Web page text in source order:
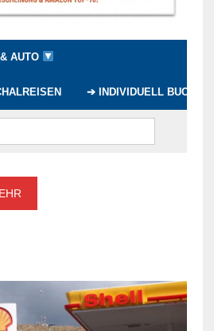
AUTO
➔ INDIVIDUELL BUCHEN